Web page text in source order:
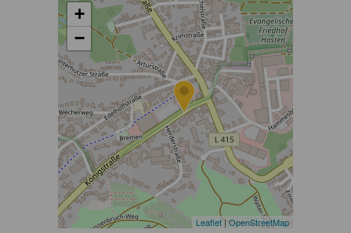
+
−
Leaflet|OpenStreetMap